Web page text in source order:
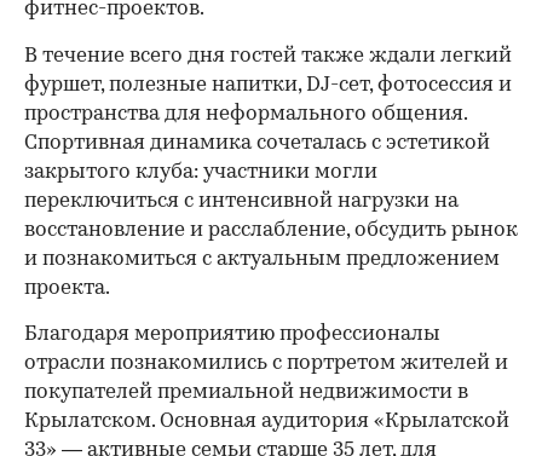
фитнес-проектов.
В течение всего дня гостей также ждали легкий
фуршет, полезные напитки, DJ-сет, фотосессия и
пространства для неформального общения.
Спортивная динамика сочеталась с эстетикой
закрытого клуба: участники могли
переключиться с интенсивной нагрузки на
восстановление и расслабление, обсудить рынок
и познакомиться с актуальным предложением
проекта.
Благодаря мероприятию профессионалы
отрасли познакомились с портретом жителей и
покупателей премиальной недвижимости в
Крылатском. Основная аудитория «Крылатской
33» — активные семьи старше 35 лет, для